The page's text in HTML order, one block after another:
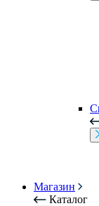
Магазин
Каталог